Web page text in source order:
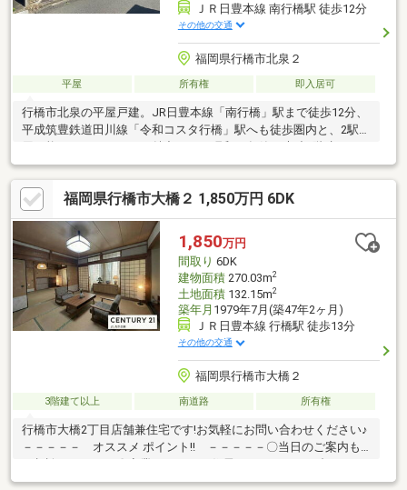
ＪＲ日豊本線 南行橋駅 徒歩12分
その他の交通
福岡県行橋市北泉２
平屋 所有権 即入居可
行橋市北泉の平屋戸建。JR日豊本線「南行橋」駅まで徒歩12分、
平成筑豊鉄道田川線「令和コスタ行橋」駅へも徒歩圏内と、2駅利
4LDKの間取りはファミリーにもおすすめ。販売価格950万円。落
ち着いた住環境で、新たな生活を始めてみませんか。日当たり良
好な南向きのお庭でガーデニングを楽しむことも可能です。お気
軽にお問い合わせください。
福岡県行橋市大橋２ 1,850万円 6DK
1,850万円
間取り 6DK
建物面積270.03m2
土地面積132.15m2
築年月 1979年7月(築47年2ヶ月)
ＪＲ日豊本線 行橋駅 徒歩13分
その他の交通
福岡県行橋市大橋２
3階建て以上 南道路 所有権
行橋市大橋2丁目店舗兼住宅です!お気軽にお問い合わせください♪
－－－－－ オススメ ポイント!! －－－－－〇当日のご案内も
形態です。〇1階が店舗、２，３階が住居です。〇ベランダはBBQ